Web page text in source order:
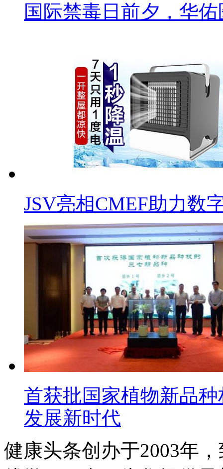
国际禁毒日前夕，华
JSV亮相CMEF助力数
首获批国家植物新品
发展新时代
健康头条创办于2003年